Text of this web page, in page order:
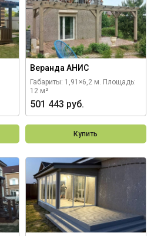
Веранда АНИС
Габариты: 1,91×6,2 м. Площадь:
12 м²
501 443 руб.
Купить